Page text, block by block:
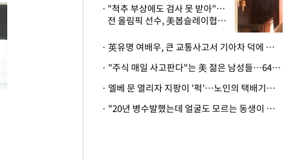
"척추 부상에도 검사 못 받아"…
전 올림픽 선수, 美봅슬레이협회
· 英유명 여배우, 큰 교통사고서 기아차 덕에 살았다
· "주식 매일 사고판다"는 美 젊은 남성들…64%가 "나는 인생의 패배자“
· 엘베 문 열리자 지팡이 '퍽'…노인의 택배기사 폭행 이유
· "20년 병수발했는데 얼굴도 모르는 동생이 유산 절반을"…배다른 형제 상속권 있을까